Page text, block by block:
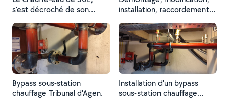
s'est décroché de son
plâtre.
installation, raccordement
carbone, inox, cuivre,
galvanisée tous les fluides.
Raccordement des
appareils de production
d'eau chaude,
raccordement de
chaudière, et des groupes
Bypass sous-station
chauffage Tribunal d'Agen.
Installation d'un bypass
sous-station chauffage